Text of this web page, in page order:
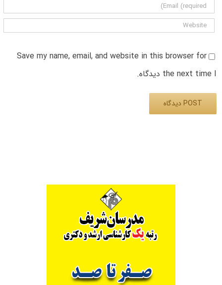
Save my name, email, and website in this browser for
the next time I دیدگاه.